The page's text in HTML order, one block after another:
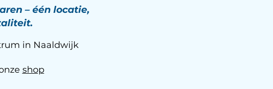
– één locatie,
in Naaldwijk
shop